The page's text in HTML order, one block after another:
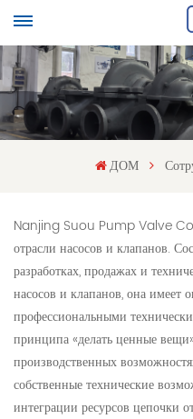
ДОМ
Nanjing Suou Pump Valve
отрасли насосов и клапанов.
разработках, продажах и
насосов и клапанов, она имеет
профессиональными
принципа «делать ценные
производственных
собственные технические
интеграции ресурсов цепочки